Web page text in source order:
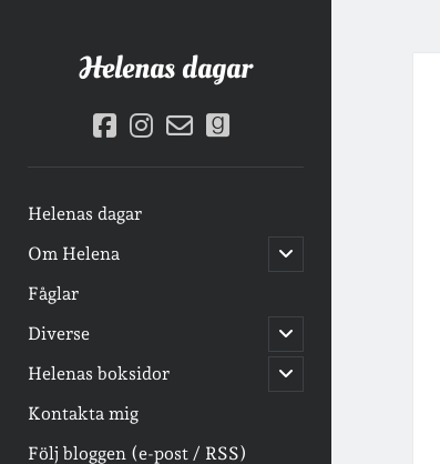
Helenas dagar
facebook
instagram
email-goodreads
Helenas dagar
Om Helena
öppna
undermeny
Fåglar
Diverse
öppna
undermeny
Helenas boksidor
öppna
undermeny
Kontakta mig
Följ bloggen (e-post / RSS)